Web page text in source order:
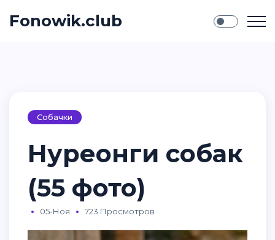
Fonowik.club
Собачки
Нуреонги собак
(55 фото)
05-Ноя 723 Просмотров